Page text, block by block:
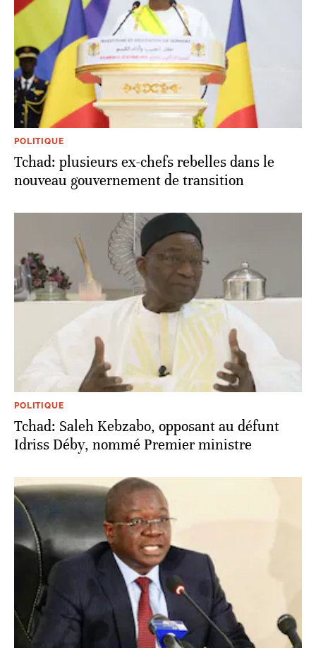
POLITIQUE
Tchad: plusieurs ex-chefs rebelles dans le
nouveau gouvernement de transition
POLITIQUE
Tchad: Saleh Kebzabo, opposant au défunt
Idriss Déby, nommé Premier ministre